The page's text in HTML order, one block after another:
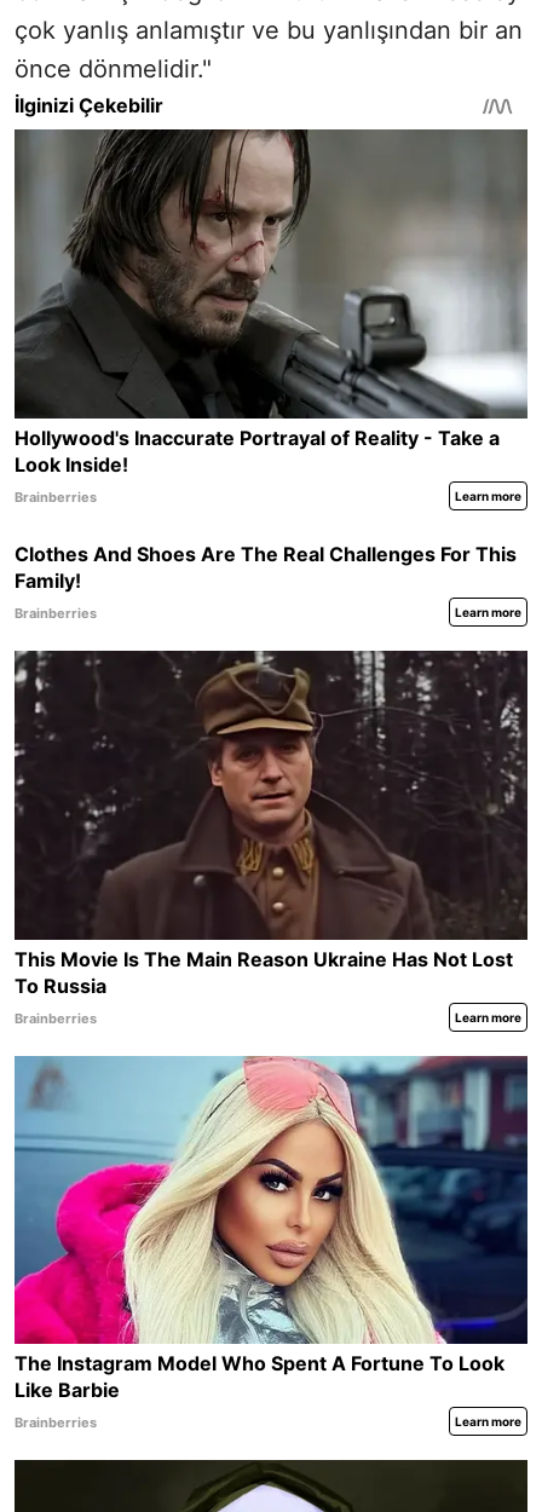
çok yanlış anlamıştır ve bu yanlışından bir an
önce dönmelidir."